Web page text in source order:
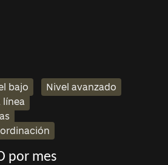
bajo
Nivel avanzado
línea
por mes